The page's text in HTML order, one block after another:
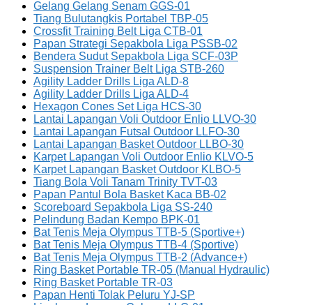
Gelang Gelang Senam GGS-01
Tiang Bulutangkis Portabel TBP-05
Crossfit Training Belt Liga CTB-01
Papan Strategi Sepakbola Liga PSSB-02
Bendera Sudut Sepakbola Liga SCF-03P
Suspension Trainer Belt Liga STB-260
Agility Ladder Drills Liga ALD-8
Agility Ladder Drills Liga ALD-4
Hexagon Cones Set Liga HCS-30
Lantai Lapangan Voli Outdoor Enlio LLVO-30
Lantai Lapangan Futsal Outdoor LLFO-30
Lantai Lapangan Basket Outdoor LLBO-30
Karpet Lapangan Voli Outdoor Enlio KLVO-5
Karpet Lapangan Basket Outdoor KLBO-5
Tiang Bola Voli Tanam Trinity TVT-03
Papan Pantul Bola Basket Kaca BB-02
Scoreboard Sepakbola Liga SS-240
Pelindung Badan Kempo BPK-01
Bat Tenis Meja Olympus TTB-5 (Sportive+)
Bat Tenis Meja Olympus TTB-4 (Sportive)
Bat Tenis Meja Olympus TTB-2 (Advance+)
Ring Basket Portable TR-05 (Manual Hydraulic)
Ring Basket Portable TR-03
Papan Henti Tolak Peluru YJ-SP